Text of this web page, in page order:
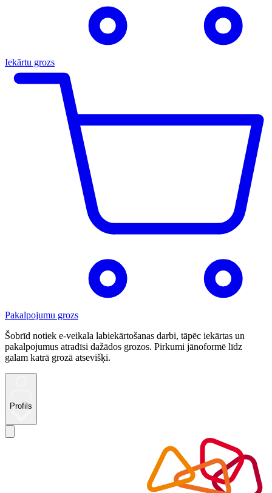
Iekārtu grozs
Pakalpojumu grozs
Šobrīd notiek e-veikala labiekārtošanas darbi, tāpēc iekārtas un
pakalpojumus atradīsi dažādos grozos. Pirkumi jānoformē līdz
galam katrā grozā atsevišķi.
Profils